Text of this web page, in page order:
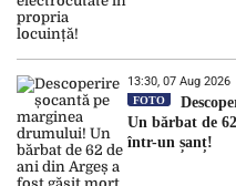
13:30, 07 Aug 2026
FOTO
Un bărbat de
într-un șanț!